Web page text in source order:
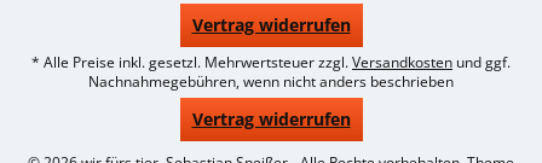
Vertrag widerrufen
* Alle Preise inkl. gesetzl. Mehrwertsteuer zzgl.Versandkosten und ggf.
Nachnahmegebühren, wenn nicht anders beschrieben
Vertrag widerrufen